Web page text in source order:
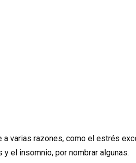
varias razones, como el estrés
el insomnio, por nombrar algunas.